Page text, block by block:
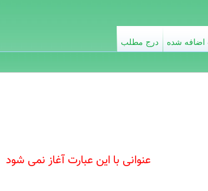
عنوانی با این عبارت آغاز نمی شود
درج مطلب اضافه شده